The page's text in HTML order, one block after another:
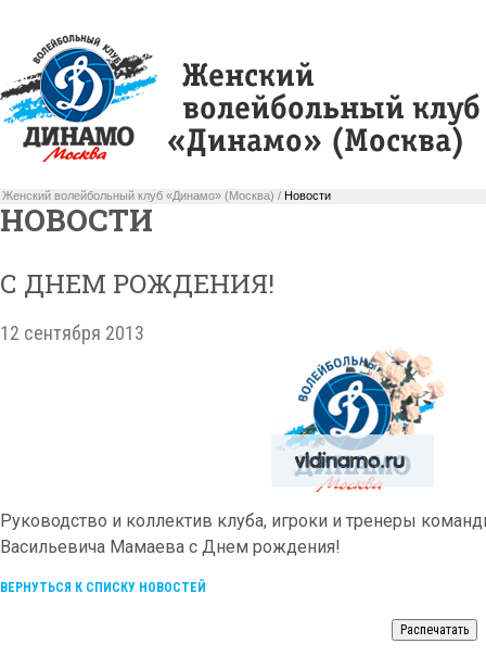
Женский волейбольный клуб «Динамо» (Москва) / Новости
НОВОСТИ
С ДНЕМ РОЖДЕНИЯ!
12 сентября 2013
Руководство и коллектив клуба, игроки и тренеры
Васильевича Мамаева с Днем рождения!
ВЕРНУТЬСЯ К СПИСКУ НОВОСТЕЙ